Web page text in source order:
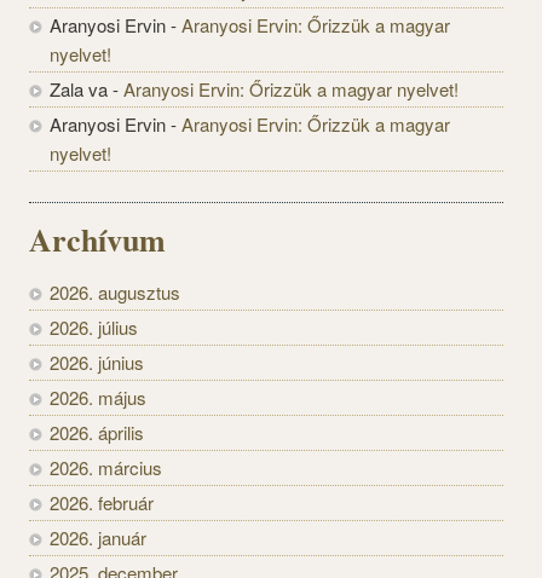
Aranyosi Ervin-Aranyosi Ervin: Őrizzük a magyar
nyelvet!
Zala va-Aranyosi Ervin: Őrizzük a magyar nyelvet!
Aranyosi Ervin-Aranyosi Ervin: Őrizzük a magyar
nyelvet!
Archívum
2026. augusztus
2026. július
2026. június
2026. május
2026. április
2026. március
2026. február
2026. január
2025. december